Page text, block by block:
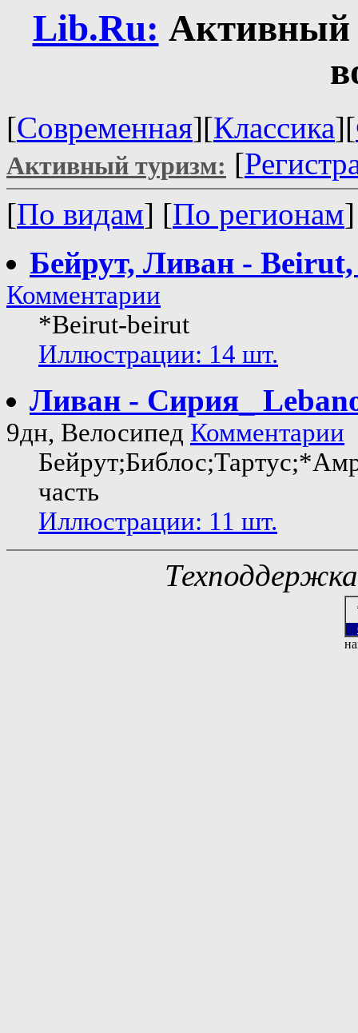
Lib.Ru: Активный
[Современная][Классика][
Активный туризм: [
[По видам] [По регионам
Бейрут, Ливан -
Комментарии
*Beirut-beirut
Иллюстрации: 14 шт.
Ливан - Сирия_
9дн, Велосипед Комментарии
часть
Иллюстрации: 11 шт.